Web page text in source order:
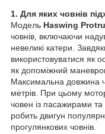
1. Для яких човнів
Модель Haswing
човнів, включаючи
невеликі катери.
використовуватися як
як допоміжний
Максимальна довжина
метрів. При цьому
човен із пасажирами та
робить двигун
прогулянкових човнів.